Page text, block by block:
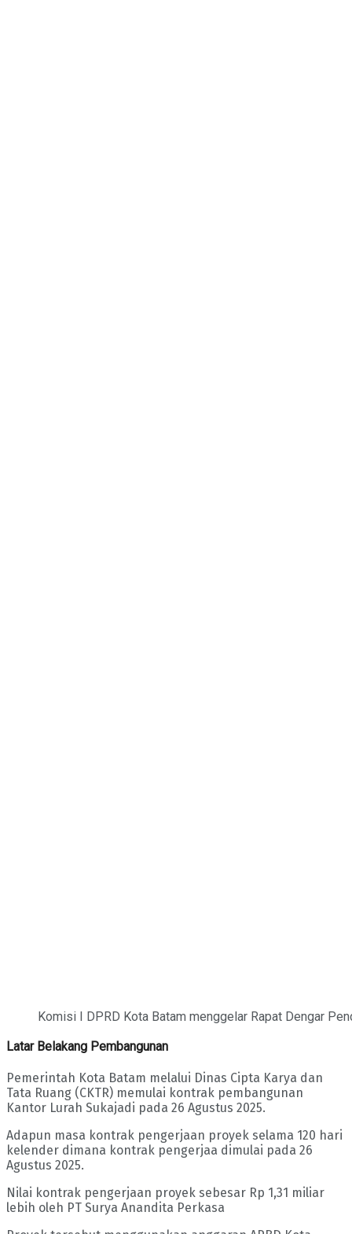
Komisi I DPRD Kota Batam menggelar Rapat Dengar
Latar Belakang Pembangunan
Pemerintah Kota Batam melalui Dinas Cipta Karya dan
Tata Ruang (CKTR) memulai kontrak pembangunan
Kantor Lurah Sukajadi pada 26 Agustus 2025.
Adapun masa kontrak pengerjaan proyek selama 120 hari
kelender dimana kontrak pengerjaa dimulai pada 26
Agustus 2025.
Nilai kontrak pengerjaan proyek sebesar Rp 1,31 miliar
lebih oleh PT Surya Anandita Perkasa